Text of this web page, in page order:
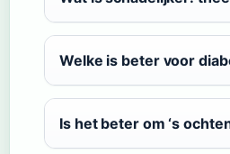
Welke is beter voor
Is het beter om ‘s